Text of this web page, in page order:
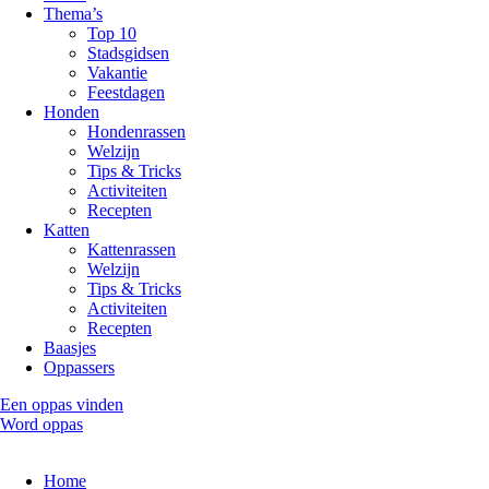
Thema’s
Top 10
Stadsgidsen
Vakantie
Feestdagen
Honden
Hondenrassen
Welzijn
Tips & Tricks
Activiteiten
Recepten
Katten
Kattenrassen
Welzijn
Tips & Tricks
Activiteiten
Recepten
Baasjes
Oppassers
Een oppas vinden
Word oppas
Home